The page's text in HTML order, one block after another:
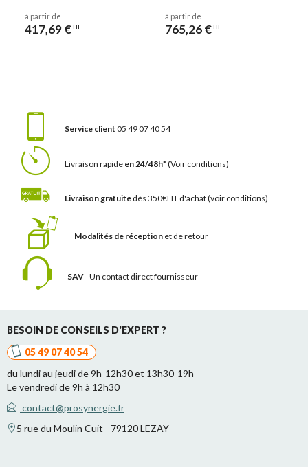
à partir de
417,69 € HT
à partir de
765,26 € HT
Service client 05 49 07 40 54
Livraison rapide en 24/48h*(Voir conditions)
Livraison gratuite dès 350€HT d'achat(voir conditions)
Modalités de réception et de retour
SAV- Un contact direct fournisseur
BESOIN DE CONSEILS D'EXPERT ?
05 49 07 40 54
du lundi au jeudi de 9h-12h30 et 13h30-19h
Le vendredi de 9h à 12h30
contact@prosynergie.fr
5 rue du Moulin Cuit - 79120 LEZAY